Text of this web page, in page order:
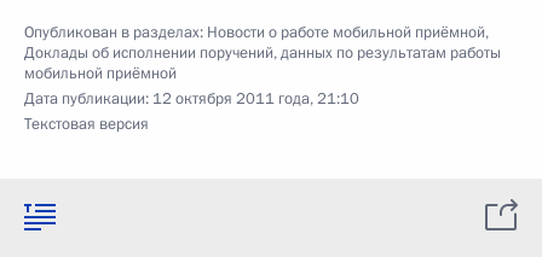
Опубликован в разделах: Новости о работе мобильной приёмной,
Доклады об исполнении поручений, данных по результатам работы
мобильной приёмной
Дата публикации: 12 октября 2011 года, 21:10
Текстовая версия